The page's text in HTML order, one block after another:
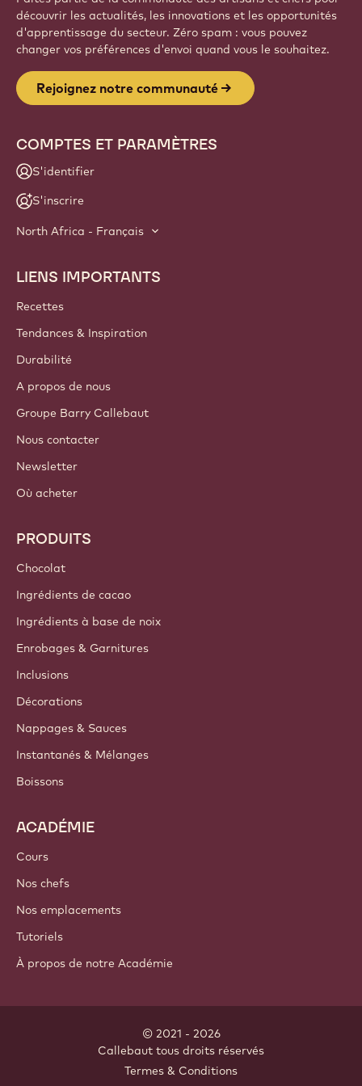
découvrir les actualités, les innovations et les opportunités
d'apprentissage du secteur. Zéro spam : vous pouvez
changer vos préférences d'envoi quand vous le souhaitez.
Rejoignez notre communauté
COMPTES ET PARAMÈTRES
S'identifier
S'inscrire
North Africa - Français
Footer
Callebaut
LIENS IMPORTANTS
Recettes
Tendances & Inspiration
Durabilité
A propos de nous
Groupe Barry Callebaut
Nous contacter
Newsletter
Où acheter
PRODUITS
Chocolat
Ingrédients de cacao
Ingrédients à base de noix
Enrobages & Garnitures
Inclusions
Décorations
Nappages & Sauces
Instantanés & Mélanges
Boissons
ACADÉMIE
Cours
Nos chefs
Nos emplacements
Tutoriels
À propos de notre Académie
© 2021 - 2026
Callebaut tous droits réservés
Termes & Conditions